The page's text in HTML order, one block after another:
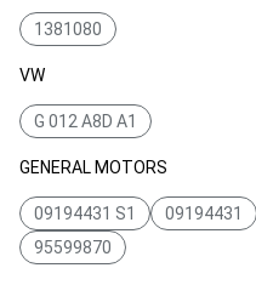
1381080
VW
G 012 A8D A1
GENERAL MOTORS
09194431 S1 09194431
95599870